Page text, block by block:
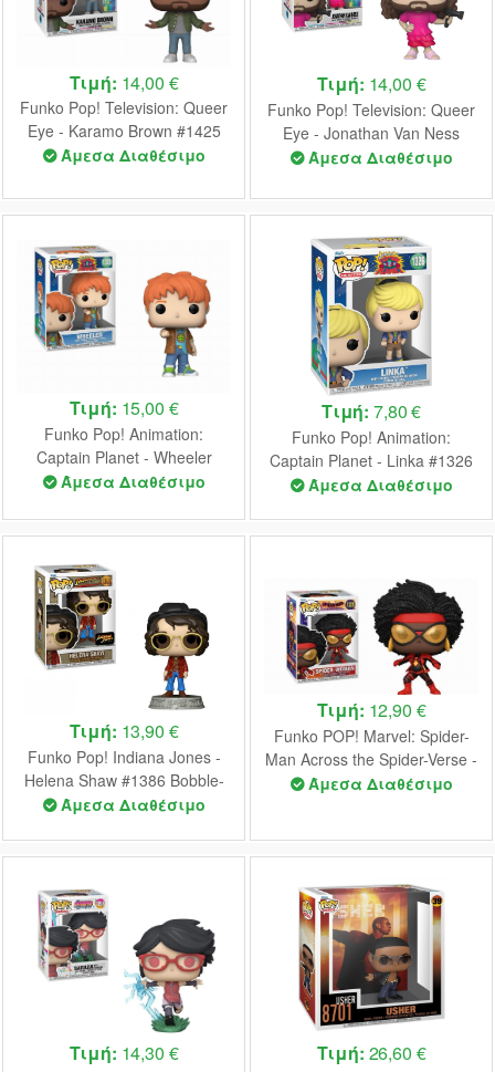
Τιμή: 14,00 €
Funko Pop! Television: Queer
Eye - Karamo Brown #1425
Vinyl Figure
Άμεσα Διαθέσιμο
Τιμή: 14,00 €
Funko Pop! Television: Queer
Eye - Jonathan Van Ness
#1427 Vinyl Figure
Άμεσα Διαθέσιμο
Τιμή: 15,00 €
Funko Pop! Animation:
Captain Planet - Wheeler
#1328 Vinyl Figure
Άμεσα Διαθέσιμο
Τιμή: 7,80 €
Funko Pop! Animation:
Captain Planet - Linka #1326
Vinyl Figure
Άμεσα Διαθέσιμο
Τιμή: 13,90 €
Funko Pop! Indiana Jones -
Helena Shaw #1386 Bobble-
Head Vinyl Figure
Άμεσα Διαθέσιμο
Τιμή: 12,90 €
Funko POP! Marvel: Spider-
Man Across the Spider-Verse -
Spider-Woman #1228 Vinyl
Άμεσα Διαθέσιμο
Τιμή: 14,30 € Τιμή: 26,60 €